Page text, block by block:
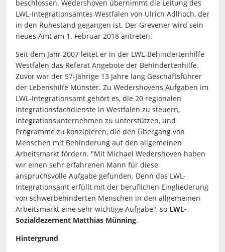
beschlossen. Wedershoven übernimmt die Leitung des
LWL-Integrationsamtes Westfalen von Ulrich Adlhoch, der
in den Ruhestand gegangen ist. Der Grevener wird sein
neues Amt am 1. Februar 2018 antreten.
Seit dem Jahr 2007 leitet er in der LWL-Behindertenhilfe
Westfalen das Referat Angebote der Behindertenhilfe.
Zuvor war der 57-Jährige 13 Jahre lang Geschäftsführer
der Lebenshilfe Münster. Zu Wedershovens Aufgaben im
LWL-Integrationsamt gehört es, die 20 regionalen
Integrationsfachdienste in Westfalen zu steuern,
Integrationsunternehmen zu unterstützen, und
Programme zu konzipieren, die den Übergang von
Menschen mit Behinderung auf den allgemeinen
Arbeitsmarkt fördern. "Mit Michael Wedershoven haben
wir einen sehr erfahrenen Mann für diese
anspruchsvolle Aufgabe gefunden. Denn das LWL-
Integrationsamt erfüllt mit der beruflichen Eingliederung
von schwerbehinderten Menschen in den allgemeinen
Arbeitsmarkt eine sehr wichtige Aufgabe", so LWL-
Sozialdezernent Matthias Münning.
Hintergrund